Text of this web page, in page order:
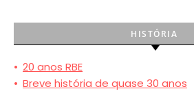
HISTÓRIA
• 20 anos RBE
• Breve história de quase 30 anos